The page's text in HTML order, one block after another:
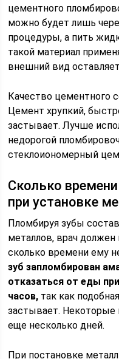
цементного
можно будет лишь
процедуры, а пить
такой материал
внешний вид
Качество цементного
Цемент хрупкий,
застывает. Лучше
недорогой
стеклоиономерный
Сколько
при установке
Пломбируя зубы
металлов, врач должен
сколько времени ему
зуб запломбирован
отказаться от еды
часов, так как подобная
застывает. Некоторые
еще несколько дней.
При постановке